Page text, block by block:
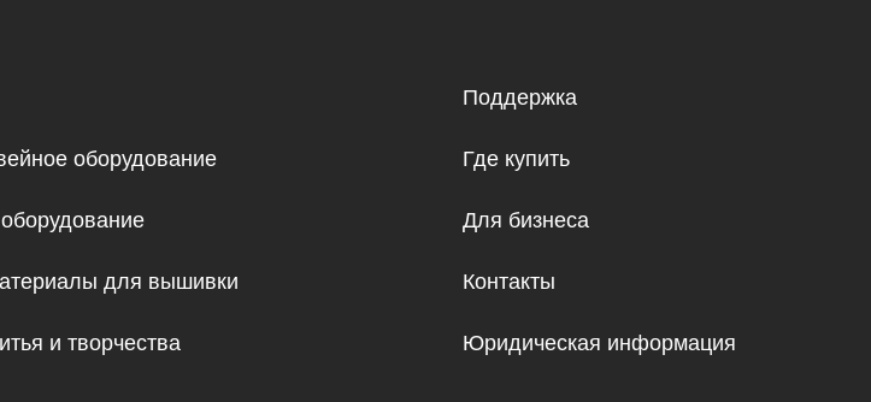
оборудование
для вышивки
и творчества
Поддержка
Где купить
Для бизнеса
Контакты
Юридическая информация